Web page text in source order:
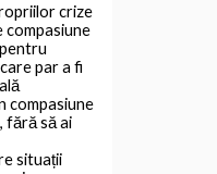
crize
compasiune
par a fi
compasiune
fără să ai
situații